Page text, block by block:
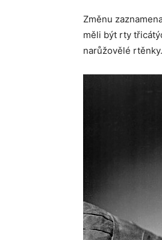
Změnu
měli být rty
narůžovělé rtěnky.